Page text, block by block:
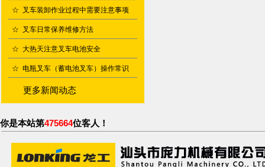
☆ 叉车装卸作业过程中需要注意事项
☆ 叉车日常保养维修方法
☆ 大热天注意叉车电池安全
☆ 电瓶叉车（蓄电池叉车）操作常识
更多新闻动态
你是本站第475664位客人！